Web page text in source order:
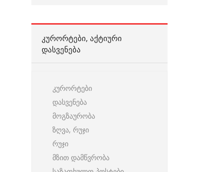
ᲙᲣᲠᲝᲠᲢᲔᲑᲘ, ᲐᲥᲢᲘᲣᲠᲘ
ᲓᲐᲡᲕᲔᲜᲔᲑᲐ
კურორტები
დასვენება
მოგზაურობა
ზღვა, რუჯი
რუჯი
მზით დამწვრობა